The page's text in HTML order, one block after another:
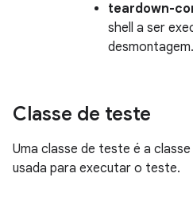
teardown-
shell a ser
Classe de teste
Uma classe de teste é a
usada para executar o teste.